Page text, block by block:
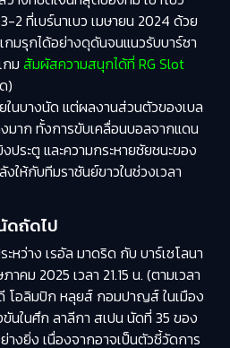
2 ที่เบร์นาเบว เมษายน 2024 ด้วย
กมรุกได้อย่างดุดันจนแนวรับบาร์ซา
ม สัมผัสความสนุกได้ที่ RG Slot
)
ในบางนัด แต่ผลงานส่วนตัวของเบล
มาก ทั้งการขับเคลื่อนบอลจากแดน
ประตู และความกระหายชัยชนะของ
ให้กับทีมราชันย์ขาวในช่วงเวลา
ดถัดไป
หว่าง เรอัล มาดริด กับ บาร์เซโลนา
คม 2025 เวลา 21.15 น. (ตามเวลา
โอลิมปิก หลุยส์ กอมปาญส์ ในเมือง
ขันในศึก ลาลีกา สเปน นัดที่ 35 ของ
งยิ่ง เนื่องจากอาจเป็นตัวชี้วัดการ